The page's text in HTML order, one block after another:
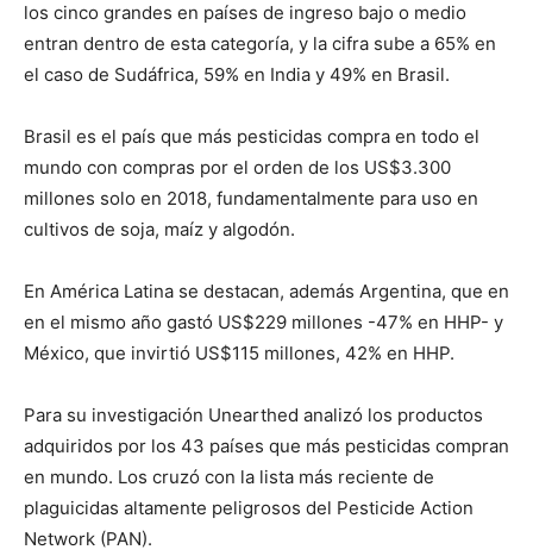
los cinco grandes en países de ingreso bajo o medio
entran dentro de esta categoría, y la cifra sube a 65% en
el caso de Sudáfrica, 59% en India y 49% en Brasil.
Brasil es el país que más pesticidas compra en todo el
mundo con compras por el orden de los US$3.300
millones solo en 2018, fundamentalmente para uso en
cultivos de soja, maíz y algodón.
En América Latina se destacan, además Argentina, que en
en el mismo año gastó US$229 millones -47% en HHP- y
México, que invirtió US$115 millones, 42% en HHP.
Para su investigación Unearthed analizó los productos
adquiridos por los 43 países que más pesticidas compran
en mundo. Los cruzó con la lista más reciente de
plaguicidas altamente peligrosos del Pesticide Action
Network (PAN).